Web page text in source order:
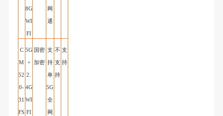
8G
WI
FI
网
通
C
M
52
0-
31
FS
5G
+
2.
4G
WI
FI
国密
加密
支
持
单
5G
全
网
不
支
持
支
持